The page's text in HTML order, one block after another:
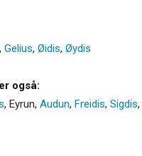
, Gelius, Øidis, Øydis
også:
, Eyrun, Audun, Freidis, Sigdis,